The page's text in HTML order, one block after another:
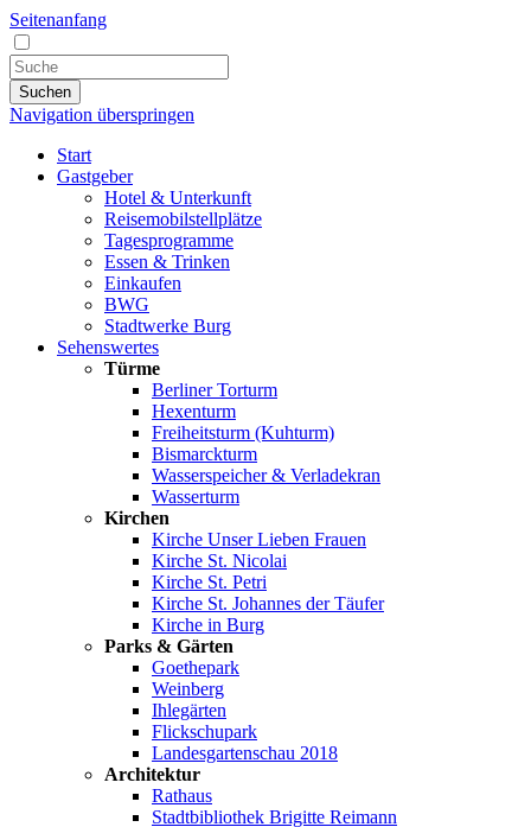
Seitenanfang
Suchen
Navigation überspringen
Start
Gastgeber
Hotel & Unterkunft
Reisemobilstellplätze
Tagesprogramme
Essen & Trinken
Einkaufen
BWG
Stadtwerke Burg
Sehenswertes
Türme
Berliner Torturm
Hexenturm
Freiheitsturm (Kuhturm)
Bismarckturm
Wasserspeicher & Verladekran
Wasserturm
Kirchen
Kirche Unser Lieben Frauen
Kirche St. Nicolai
Kirche St. Petri
Kirche St. Johannes der Täufer
Kirche in Burg
Parks & Gärten
Goethepark
Weinberg
Ihlegärten
Flickschupark
Landesgartenschau 2018
Architektur
Rathaus
Stadtbibliothek Brigitte Reimann